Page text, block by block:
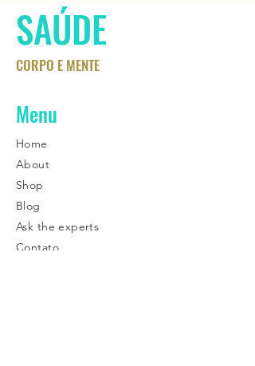
SAÚDE
CORPO E MENTE
Menu
Home
About
Shop
Blog
Ask the experts
Contato